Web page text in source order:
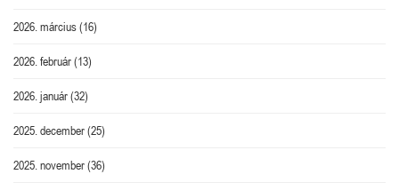
2026. március(16)
2026. február(13)
2026. január(32)
2025. december(25)
2025. november(36)